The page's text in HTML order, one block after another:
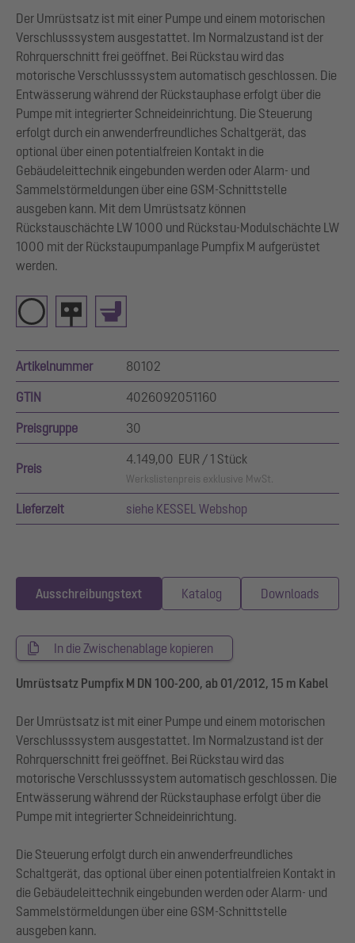
Der Umrüstsatz ist mit einer Pumpe und einem motorischen
Verschlusssystem ausgestattet. Im Normalzustand ist der
Rohrquerschnitt frei geöffnet. Bei Rückstau wird das
motorische Verschlusssystem automatisch geschlossen. Die
Entwässerung während der Rückstauphase erfolgt über die
Pumpe mit integrierter Schneideinrichtung. Die Steuerung
erfolgt durch ein anwenderfreundliches Schaltgerät, das
optional über einen potentialfreien Kontakt in die
Gebäudeleittechnik eingebunden werden oder Alarm- und
Sammelstörmeldungen über eine GSM-Schnittstelle
ausgeben kann. Mit dem Umrüstsatz können
Rückstauschächte LW 1000 und Rückstau-Modulschächte LW
1000 mit der Rückstaupumpanlage Pumpfix M aufgerüstet
werden.
Artikelnummer 80102
GTIN 4026092051160
Preisgruppe 30
Preis
4.149,00 EUR / 1 Stück
Werkslistenpreis exklusive MwSt.
Lieferzeit siehe KESSEL Webshop
Ausschreibungstext Katalog Downloads
In die Zwischenablage kopieren
Umrüstsatz Pumpfix M DN 100-200, ab 01/2012, 15 m Kabel
Der Umrüstsatz ist mit einer Pumpe und einem motorischen
Verschlusssystem ausgestattet. Im Normalzustand ist der
Rohrquerschnitt frei geöffnet. Bei Rückstau wird das
motorische Verschlusssystem automatisch geschlossen. Die
Entwässerung während der Rückstauphase erfolgt über die
Pumpe mit integrierter Schneideinrichtung.
Die Steuerung erfolgt durch ein anwenderfreundliches
Schaltgerät, das optional über einen potentialfreien Kontakt in
die Gebäudeleittechnik eingebunden werden oder Alarm- und
Sammelstörmeldungen über eine GSM-Schnittstelle
ausgeben kann.